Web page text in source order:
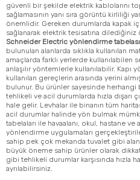
güvenli bir şekilde elektrik kablolarını
sağlamasının yanı sıra görüntü kirliliği
önemlidir. Gereken durumlarda kapak
sağlanarak elektrik tesisatına
Schneider Electric yönlendirme tabelası
bulunulan alanlarda sıklıkla kullanılan
amaçlarda farklı yerlerde kullanılabilen
anlaşılır yöntemlerle kullanılabilir. Kapı
kullanılan gereçlerin arasında yerini
bulunur. Bu ürünler sayesinde
tehlikeli ve acil durumlarda hızla dışarı
hale gelir. Levhalar ile binanın tüm
acil durumlar halinde yön bulmak
tabelaları ile havaalanı, okul, hastane
yönlendirme uygulamaları
sahip pek çok mekanda tuvalet gibi
büyük öneme sahip ürünler olarak
gibi tehlikeli durumlar karşısında hızla
ayrılabilirsiniz.